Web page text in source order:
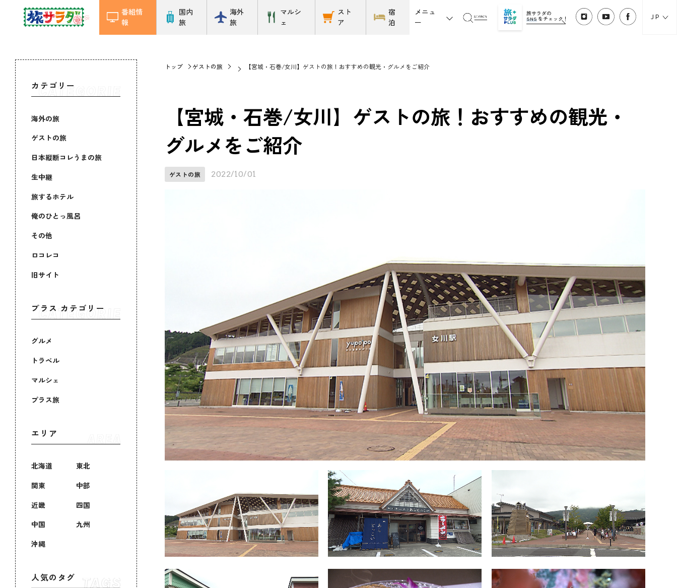
番組情
報
国内
旅
海外
旅
マルシ
ェ
スト
ア
宿
泊
メニュ
ー
旅サラダの
SNS をチェック！ JP
カテゴリー
海外の旅
ゲストの旅
日本縦断コレうまの旅
生中継
旅するホテル
俺のひとっ風呂
その他
ロコレコ
旧サイト
プラス カテゴリー
グルメ
トラベル
マルシェ
プラス旅
エリア
北海道
東北
関東
中部
近畿
四国
中国
九州
沖縄
人気のタグ
トップ ゲストの旅 【宮城・石巻/女川】ゲストの旅！おすすめの観光・グルメをご紹介
【宮城・石巻/女川】ゲストの旅！おすすめの観光・
グルメをご紹介
ゲストの旅 2022/10/01